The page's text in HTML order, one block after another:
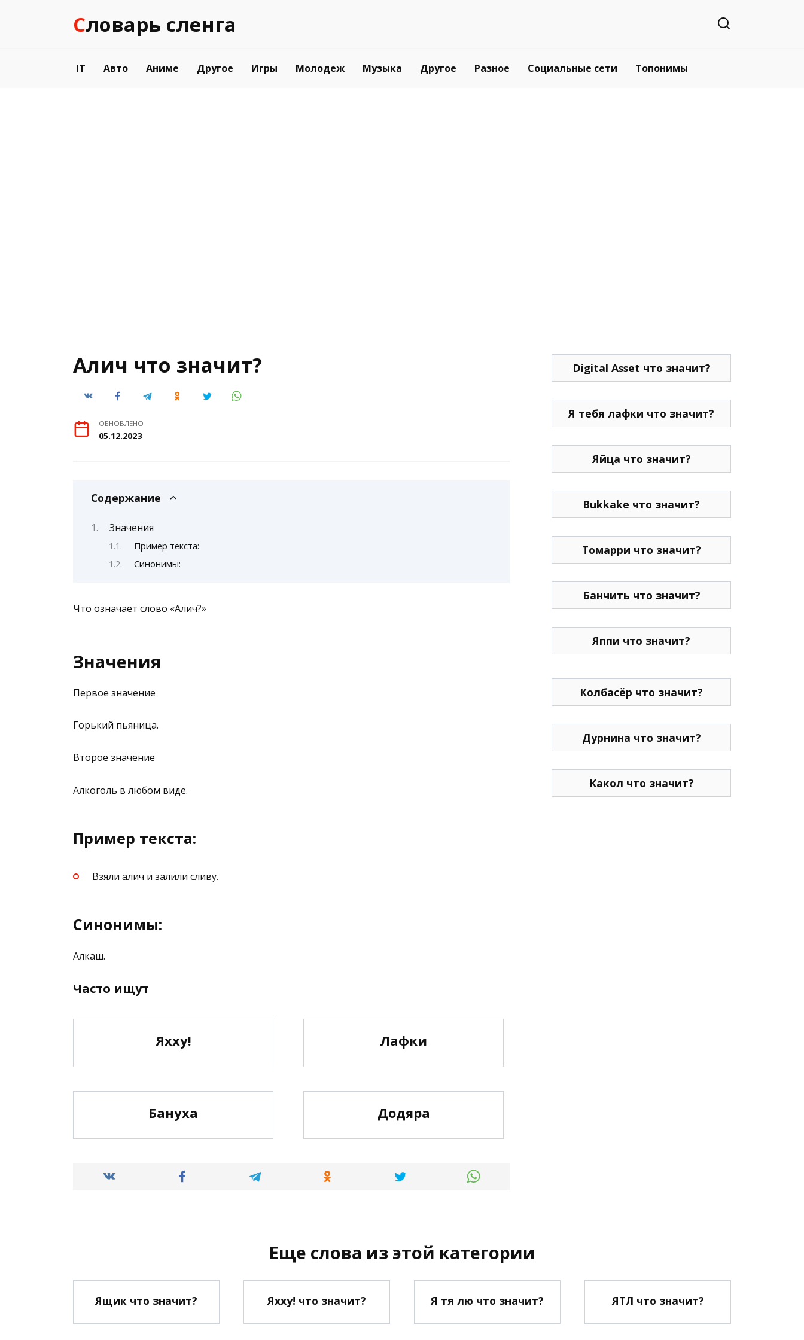
Словарь сленга
IT Авто Аниме Другое Игры Молодеж Музыка Другое Разное Социальные сети Топонимы
Алич что значит?
ОБНОВЛЕНО
05.12.2023
Содержание
Значения
Пример текста:
Синонимы:
Что означает слово «Алич?»
Значения
Первое значение
Горький пьяница.
Второе значение
Алкоголь в любом виде.
Пример текста:
Взяли алич и залили сливу.
Синонимы:
Алкаш.
Часто ищут
Яхху! Лафки
Бануха Додяра
Digital Asset что значит?
Я тебя лафки что значит?
Яйца что значит?
Bukkake что значит?
Томарри что значит?
Банчить что значит?
Яппи что значит?
Колбасёр что значит?
Дурнина что значит?
Какол что значит?
Еще слова из этой категории
Ящик что значит? Яхху! что значит? Я тя лю что значит? ЯТЛ что значит?